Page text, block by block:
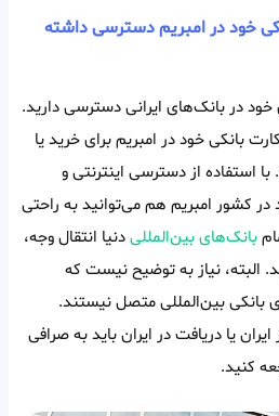
خود در امبریم دسترسی داشته
در بانک‌های ایرانی دسترسی دارید.
بانکی خود در امبریم برای خرید یا
استفاده از دسترسی اینترنتی و
در کشور امبریم هم می‌توانید به راحتی
بانک‌های بین‌المللیدنیا انتقال وجه،
البته، نیاز به توضیح نیست که
بانکی بین‌المللی متصل نیستند.
ایران یا دریافت در ایران باید به صرافی
کنید.